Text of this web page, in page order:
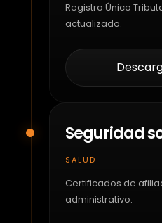
Registro Único
actualizado.
Seguridad
SALUD
Certificados de
administrativo.